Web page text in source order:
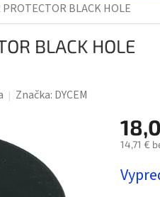
PROTECTOR BLACK HOLE
BLACK HOLE
Značka: DYCEM
14,71 €
cena: